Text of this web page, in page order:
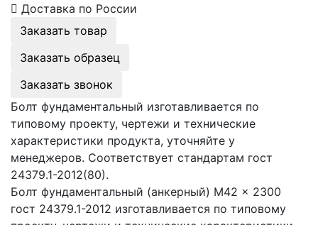
Доставка по России
Заказать товар
Заказать образец
Заказать звонок
Болт фундаментальный изготавливается по
типовому проекту, чертежи и технические
характеристики продукта, уточняйте у
менеджеров. Соответствует стандартам гост
24379.1-2012(80).
Болт фундаментальный (анкерный) М42 × 2300
гост 24379.1-2012 изготавливается по типовому